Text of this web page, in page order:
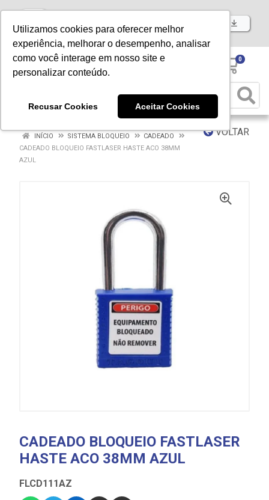
Utilizamos cookies para oferecer melhor
experiência, melhorar o desempenho, analisar
como você interage em nosso site e
personalizar conteúdo.
Recusar Cookies Aceitar Cookies
Baixe já nosso APP
0
VOLTAR
INÍCIO SISTEMA BLOQUEIO
CADEADO
CADEADO BLOQUEIO FASTLASER HASTE ACO 38MM
AZUL
CADEADO BLOQUEIO FASTLASER
HASTE ACO 38MM AZUL
FLCD111AZ